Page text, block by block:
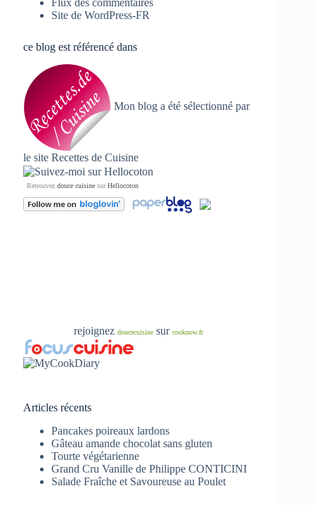
Site de WordPress-FR
ce blog est référencé dans
Mon blog a été sélectionné par
le site Recettes de Cuisine
Retrouvez douce cuisine surHellocoton
rejoignezdoucecuisine surcooknow.fr
Articles récents
Pancakes poireaux lardons
Gâteau amande chocolat sans gluten
Tourte végétarienne
Grand Cru Vanille de Philippe CONTICINI
Salade Fraîche et Savoureuse au Poulet